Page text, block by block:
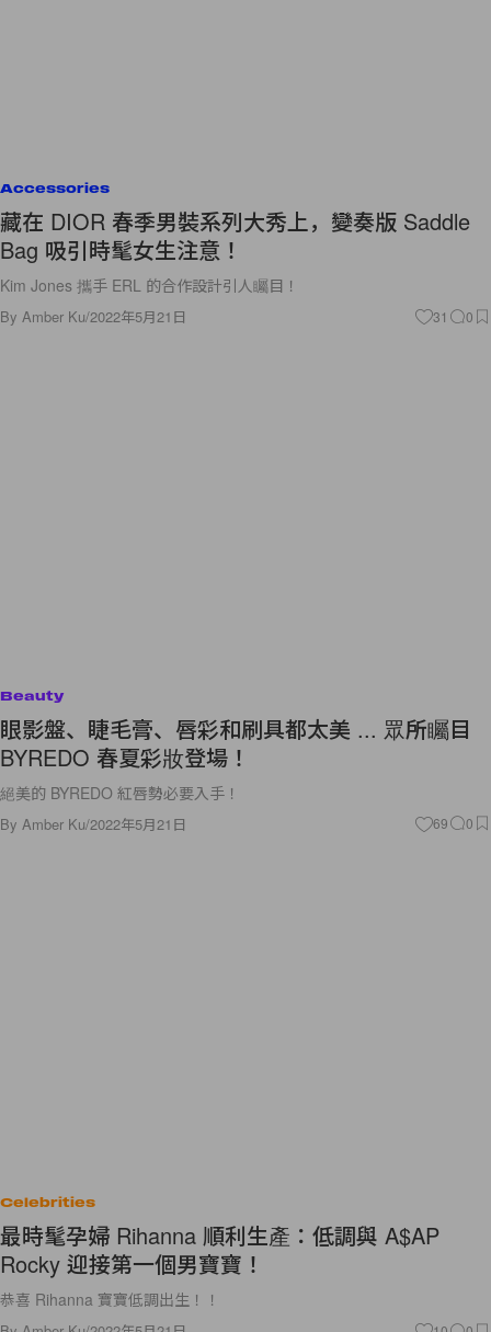
Accessories
藏在 DIOR 春季男裝系列大秀上，變奏版 Saddle
Bag 吸引時髦女生注意！
Kim Jones 攜手 ERL 的合作設計引人矚目！
By Amber Ku/2022年5月21日 31 0
Beauty
眼影盤、睫毛膏、唇彩和刷具都太美 ... 眾所矚目
BYREDO 春夏彩妝登場！
絕美的 BYREDO 紅唇勢必要入手！
By Amber Ku/2022年5月21日 69 0
Celebrities
最時髦孕婦 Rihanna 順利生產：低調與 A$AP
Rocky 迎接第一個男寶寶！
恭喜 Rihanna 寶寶低調出生！！